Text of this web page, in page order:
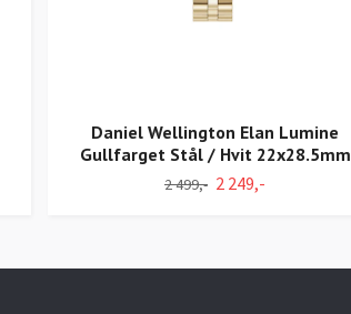
Daniel Wellington Elan Lumine
Gullfarget Stål / Hvit 22x28.5mm
2 499,- 2 249,-